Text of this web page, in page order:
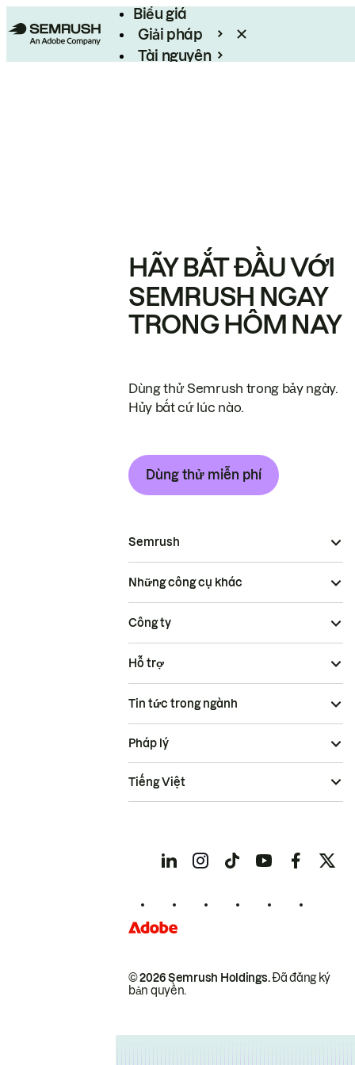
Biểu giá
Giải pháp
Tài nguyên
HÃY BẮT ĐẦU VỚI
SEMRUSH NGAY
TRONG HÔM NAY
Dùng thử Semrush trong bảy ngày.
Hủy bất cứ lúc nào.
Dùng thử miễn phí
Semrush
Những công cụ khác
Công ty
Hỗ trợ
Tin tức trong ngành
© 2026 Semrush Holdings.Đã đăng ký
bản quyền.
Pháp lý
Tiếng Việt